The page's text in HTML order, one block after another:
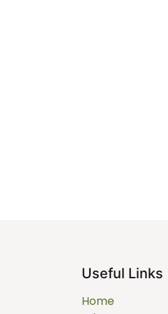
Useful Links
Home